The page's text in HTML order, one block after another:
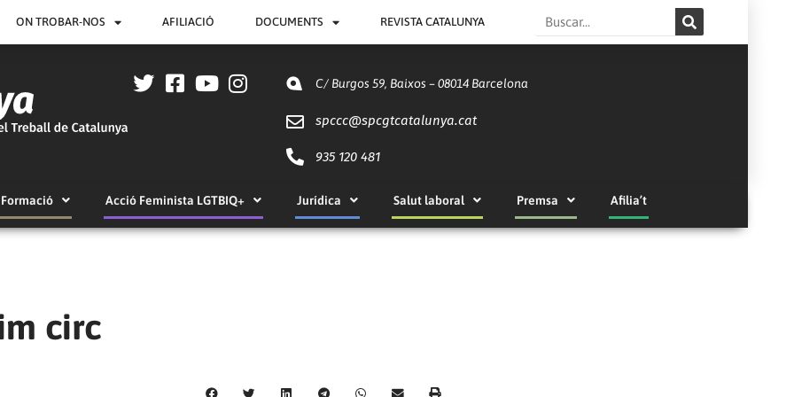
ON TROBAR-NOS AFILIACIÓ DOCUMENTS REVISTA CATALUNYA Search
C/ Burgos 59, Baixos – 08014 Barcelona
spccc@spcgtcatalunya.cat
935 120 481
Formació Acció Feminista LGTBIQ+ Jurídica Salut laboral Premsa Afilia’t
circ